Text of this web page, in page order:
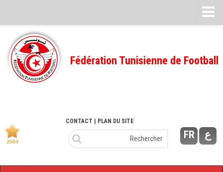
Feuille de match
FMI – 2022/2023
Ligue I – 2022/2023
Ligue I – 2020/2021
Ligue I – 2019/2020
Fédération Tunisienne de Football
FR ع
CONTACT | PLAN DU SITE